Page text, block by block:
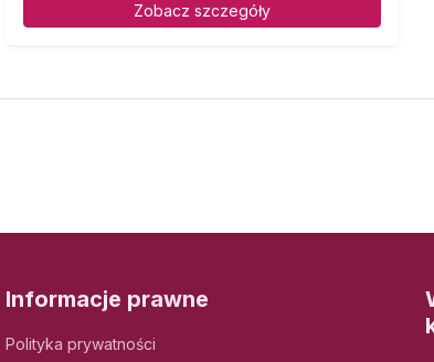
Zobacz szczegóły
Informacje prawne
Polityka prywatności